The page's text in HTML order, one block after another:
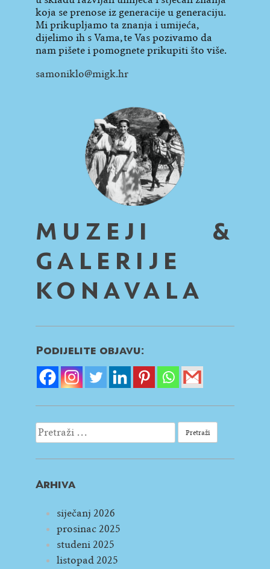
koja se prenose iz ge­neracije u ge­ne­raciju.
Mi prikupljamo ta znanja i umi­jeća,
dijelimo ih s Vama, te Vas pozi­vamo da
nam pišete i pomognete prikupiti što više.
samoniklo@migk.hr
MUZEJI &
GALERIJE
KONAVALA
Podijelite objavu:
Pretraži:
Arhiva
siječanj 2026
prosinac 2025
studeni 2025
listopad 2025